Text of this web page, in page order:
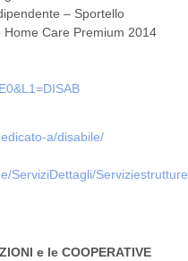
– Sportello
Care Premium 2014
a/disabile/
ServiziDettagli/
e le COOPERATIVE